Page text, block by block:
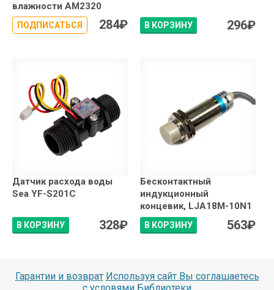
влажности AM2320
ПОДПИСАТЬСЯ 284₽ В КОРЗИНУ 296₽
Датчик расхода воды
Sea YF-S201C
В КОРЗИНУ 328₽
Бесконтактный
индукционный
концевик, LJA18M-10N1
В КОРЗИНУ 563₽
Гарантии и возврат Используя сайт Вы соглашаетесь